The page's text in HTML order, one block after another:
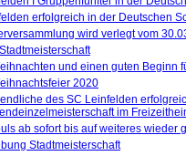
erfolgreich in der Deutschen
wird verlegt vom
und einen guten Beginn
2020
des SC Leinfelden
im
ab sofort bis auf weiteres wieder
Stadtmeisterschaft